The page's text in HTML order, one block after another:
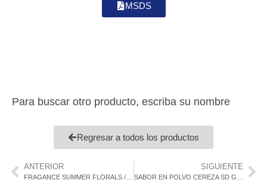
MSDS
Para buscar otro producto, escriba su nombre
Regresar a todos los productos
ANTERIOR SIGUIENTE